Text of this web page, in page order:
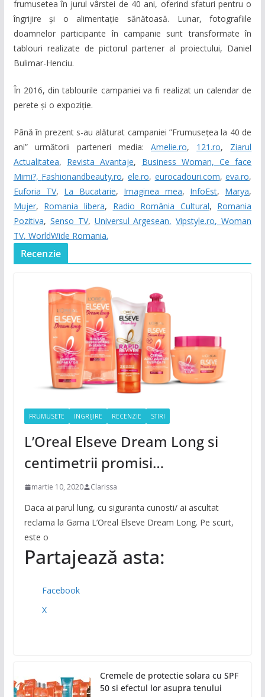
frumusetea în jurul vârstei de 40 ani, oferind sfaturi pentru o
îngrijire și o alimentație sănătoasă. Lunar, fotografiile
doamnelor participante în campanie sunt transformate în
tablouri realizate de pictorul partener al proiectului, Daniel
Bulimar-Henciu.
În 2016, din tablourile campaniei va fi realizat un calendar de
perete și o expoziție.
Până în prezent s-au alăturat campaniei ”Frumusețea la 40 de
ani” următorii parteneri media:Amelie.ro, 121.ro, Ziarul
Actualitatea, Revista Avantaje, Business Woman,Ce face
Mimi?, Fashionandbeauty.ro, ele.ro, eurocadouri.com,eva.ro,
Euforia TV, La Bucatarie, Imaginea mea, InfoEst, Marya,
Mujer, Romania libera, Radio România Cultural, Romania
Pozitiva, Senso TV, Universul Argesean, Vipstyle.ro,Woman
TV, WorldWide Romania.
Recenzie
FRUMUSETE INGRIJIRE RECENZIE STIRI
L’Oreal Elseve Dream Long si
centimetrii promisi…
martie 10, 2020 Clarissa
Daca ai parul lung, cu siguranta cunosti/ ai ascultat
reclama la Gama L’Oreal Elseve Dream Long. Pe scurt,
este o
Partajează asta:
Facebook
X
Cremele de protectie solara cu SPF
50 si efectul lor asupra tenului